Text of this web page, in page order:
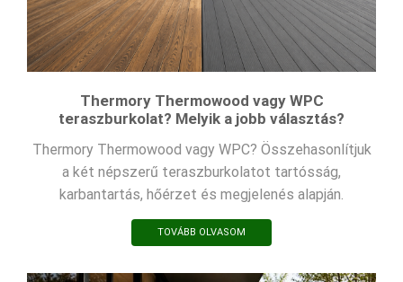
Thermory Thermowood vagy WPC
teraszburkolat? Melyik a jobb választás?
Thermory Thermowood vagy WPC? Összehasonlítjuk
a két népszerű teraszburkolatot tartósság,
karbantartás, hőérzet és megjelenés alapján.
TOVÁBB OLVASOM